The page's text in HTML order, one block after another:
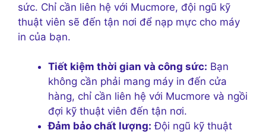
sức. Chỉ cần liên hệ với Mucmore, đội ngũ kỹ
thuật viên sẽ đến tận nơi để nạp mực cho máy
in của bạn.
Tiết kiệm thời gian và công sức: Bạn
không cần phải mang máy in đến cửa
hàng, chỉ cần liên hệ với Mucmore và ngồi
đợi kỹ thuật viên đến tận nơi.
Đảm bảo chất lượng: Đội ngũ kỹ thuật